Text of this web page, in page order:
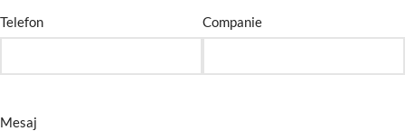
Telefon Companie
Mesaj